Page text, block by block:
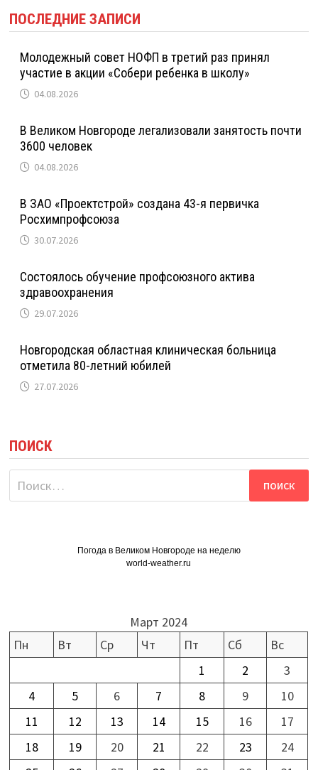
ПОСЛЕДНИЕ ЗАПИСИ
Молодежный совет НОФП в третий раз принял
участие в акции «Собери ребенка в школу»
04.08.2026
В Великом Новгороде легализовали занятость почти
3600 человек
04.08.2026
В ЗАО «Проектстрой» создана 43-я первичка
Росхимпрофсоюза
30.07.2026
Состоялось обучение профсоюзного актива
здравоохранения
29.07.2026
Новгородская областная клиническая больница
отметила 80-летний юбилей
27.07.2026
ПОИСК
Найти:
Погода в Великом Новгороде на неделю
world-weather.ru
Март 2024
Пн
Вт Ср Чт Пт Сб
Вс
1
2
3
4
5 6 7 8 9
10
11
12 13 14 15 16
17
18
19 20 21 22 23
24